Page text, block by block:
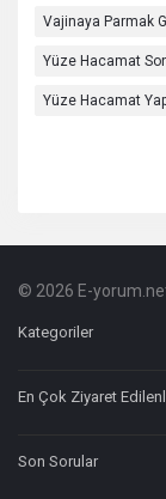
Vajinaya Parmak
Yüze Hacamat
Yüze Hacamat
Footer
Hakkında
© 2026 E-
Kategoriler
En Çok Ziyaret
Son Sorular